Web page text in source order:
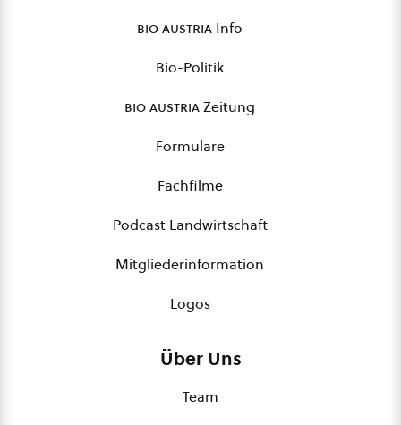
bio austria Info
Bio-Politik
bio austriaZeitung
Formulare
Fachfilme
Podcast Landwirtschaft
Mitgliederinformation
Logos
Über Uns
Team